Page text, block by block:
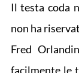
Il testa coda
non ha
Fred
facilmente le